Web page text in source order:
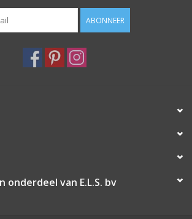
ABONNEER
onderdeel van E.L.S. bv